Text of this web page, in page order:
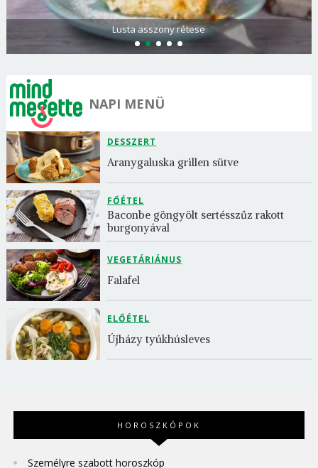
Lusta asszony rétese
NAPI MENÜ
DESSZERT
Aranygaluska grillen sütve
FŐÉTEL
Baconbe göngyölt sertésszűz rakott
burgonyával
VEGETÁRIÁNUS
Falafel
ELŐÉTEL
Újházy tyúkhúsleves
HOROSZKÓPOK
Személyre szabott horoszkóp